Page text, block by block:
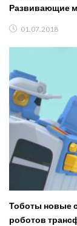
Развивающие
01.07.2018
Тоботы новые
роботов